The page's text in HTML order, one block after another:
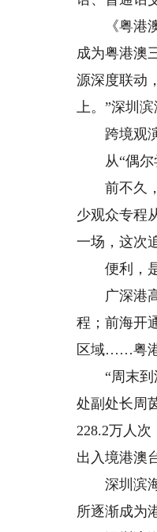
《粤港澳
成为粤港澳
源深度联动
上。”深圳滨
跨境观
从“偶尔
前不久，
少观众专程
一场，这次
便利，是
广深港高
程；前海开
区域……粤港
“周末到深
处副处长周
228.2万人
出入境港澳
深圳滨海
所逐渐成为